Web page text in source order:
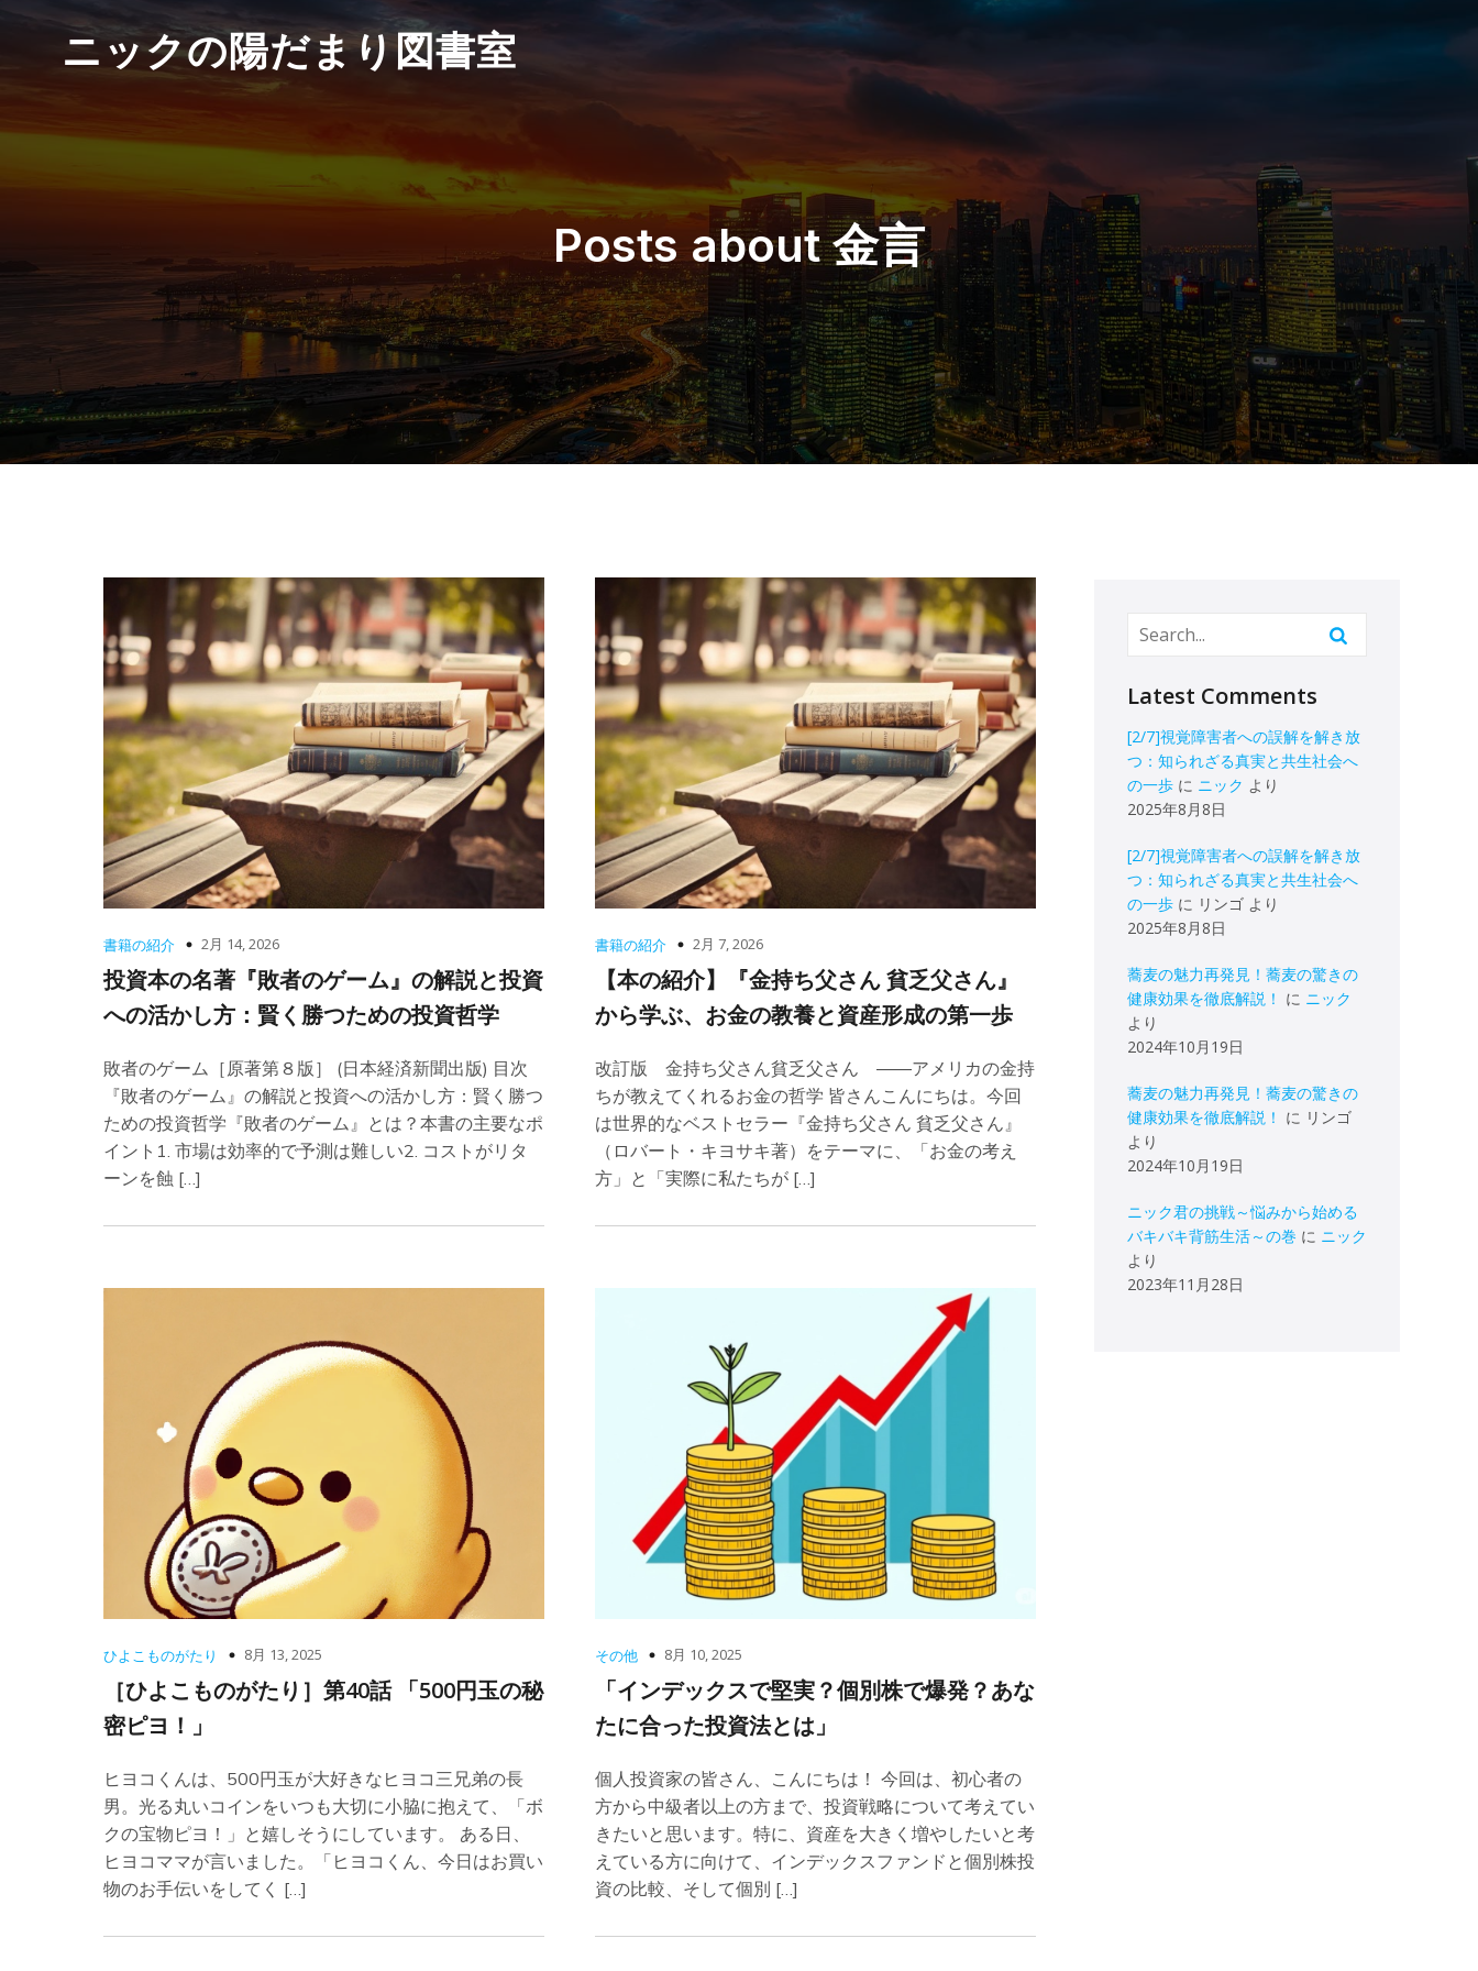
ニックの陽だまり図書室
Posts about 金言
書籍の紹介 2月 14, 2026
投資本の名著『敗者のゲーム』の解説と投資
への活かし方：賢く勝つための投資哲学
敗者のゲーム［原著第８版］ (日本経済新聞出版) 目次
『敗者のゲーム』の解説と投資への活かし方：賢く勝つ
ための投資哲学『敗者のゲーム』とは？本書の主要なポ
イント1. 市場は効率的で予測は難しい2. コストがリタ
ーンを蝕 […]
書籍の紹介 2月 7, 2026
【本の紹介】『金持ち父さん 貧乏父さん』
から学ぶ、お金の教養と資産形成の第一歩
改訂版 金持ち父さん貧乏父さん ――アメリカの金持
ちが教えてくれるお金の哲学 皆さんこんにちは。今回
は世界的なベストセラー『金持ち父さん 貧乏父さん』
（ロバート・キヨサキ著）をテーマに、「お金の考え
方」と「実際に私たちが […]
ひよこものがたり 8月 13, 2025
［ひよこものがたり］第40話 「500円玉の秘
密ピヨ！」
ヒヨコくんは、500円玉が大好きなヒヨコ三兄弟の長
男。光る丸いコインをいつも大切に小脇に抱えて、「ボ
クの宝物ピヨ！」と嬉しそうにしています。 ある日、
ヒヨコママが言いました。「ヒヨコくん、今日はお買い
物のお手伝いをしてく […]
その他 8月 10, 2025
「インデックスで堅実？個別株で爆発？あな
たに合った投資法とは」
個人投資家の皆さん、こんにちは！ 今回は、初心者の
方から中級者以上の方まで、投資戦略について考えてい
きたいと思います。特に、資産を大きく増やしたいと考
えている方に向けて、インデックスファンドと個別株投
資の比較、そして個別 […]
Latest Comments
[2/7]視覚障害者への誤解を解き放
つ：知られざる真実と共生社会へ
の一歩 に ニック より
2025年8月8日
[2/7]視覚障害者への誤解を解き放
つ：知られざる真実と共生社会へ
の一歩 に リンゴ より
2025年8月8日
蕎麦の魅力再発見！蕎麦の驚きの
健康効果を徹底解説！ に ニック
より
2024年10月19日
蕎麦の魅力再発見！蕎麦の驚きの
健康効果を徹底解説！ に リンゴ
より
2024年10月19日
ニック君の挑戦～悩みから始める
バキバキ背筋生活～の巻 に ニック
より
2023年11月28日